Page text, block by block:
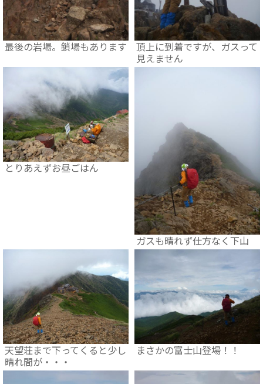
最後の岩場。鎖場もあります
頂上に到着ですが、ガスって
見えません
とりあえずお昼ごはん
ガスも晴れず仕方なく下山
天望荘まで下ってくると少し
晴れ間が・・・
まさかの富士山登場！！